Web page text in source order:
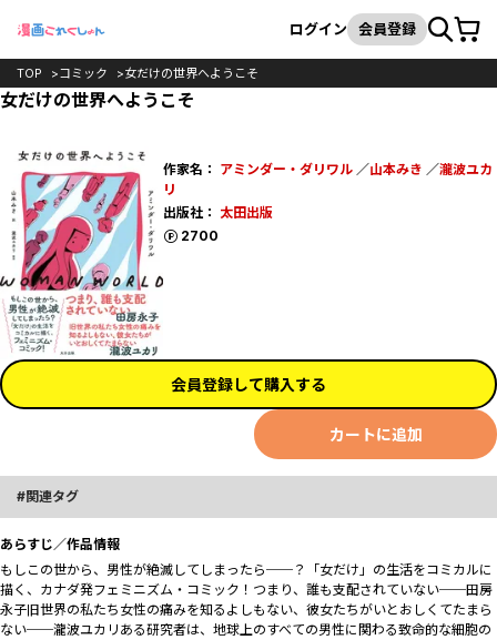
検索
ログイン 会員登録カート
TOP コミック 女だけの世界へようこそ
女だけの世界へようこそ
作家名： アミンダー・ダリワル／山本みき ／瀧波ユカ
リ
出版社： 太田出版
2700
ポイント
会員登録して購入する
カートに追加
関連タグ
あらすじ／作品情報
もしこの世から、男性が絶滅してしまったら──？「女だけ」の生活をコミカルに
描く、カナダ発フェミニズム・コミック！つまり、誰も支配されていない──田房
永子旧世界の私たち女性の痛みを知るよしもない、彼女たちがいとおしくてたまら
ない──瀧波ユカリある研究者は、地球上のすべての男性に関わる致命的な細胞の